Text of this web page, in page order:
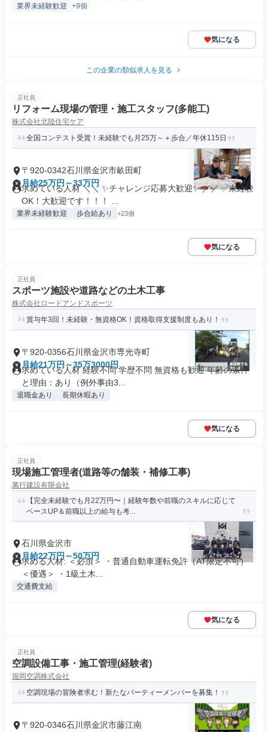
業界未経験歓迎 +9個
気になる
この企業の類似求人を見る
正社員
リフォーム現場の管理・施工スタッフ(多能工)
株式会社北陸住宅ケア
全国コンテスト受賞！未経験でも月25万～＋歩合／年休115日
〒920-0342石川県金沢市畝田町
月給25万円～33万円
求めている人材 ＼＼ ✨チャレンジ応募大歓迎✨ ／／ ✅未経験
OK！大歓迎です！！！ ...
業界未経験歓迎 歩合給あり +23個
気になる
正社員
スポーツ施設や道路などの土木工事
株式会社ロードアンドスポーツ
賞与年3回！未経験・無資格OK！資格取得支援制度もあり！
〒920-0356石川県金沢市専光寺町
月給21万円～35万3000円
求めている人材 経験不問 学歴不問 無資格も歓迎 年齢の条件
と理由：あり（例外事由3...
退職金あり 長期休暇あり
気になる
正社員
現場施工管理者(道路等の舗装・補修工事)
萬行建設有限会社
【完全未経験でも月22万円〜｜経験年数や前職のスキルに応じて
ベースUP＆前職以上の給与も考...
石川県金沢市
月給22万円～50万円
求める人材: ＜必須＞ ・普通自動車運転免許（AT限定不可）
＜優遇＞ ・1級土木...
交通費支給
気になる
正社員
空調設備工事・施工管理(経験者)
堀岡空調株式会社
空調現場の冒険者求む！新たなパーティーメンバーを募集！
〒920-0346石川県金沢市藤江南